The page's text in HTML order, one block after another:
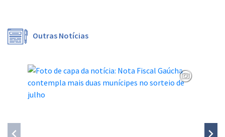
Outras Notícias